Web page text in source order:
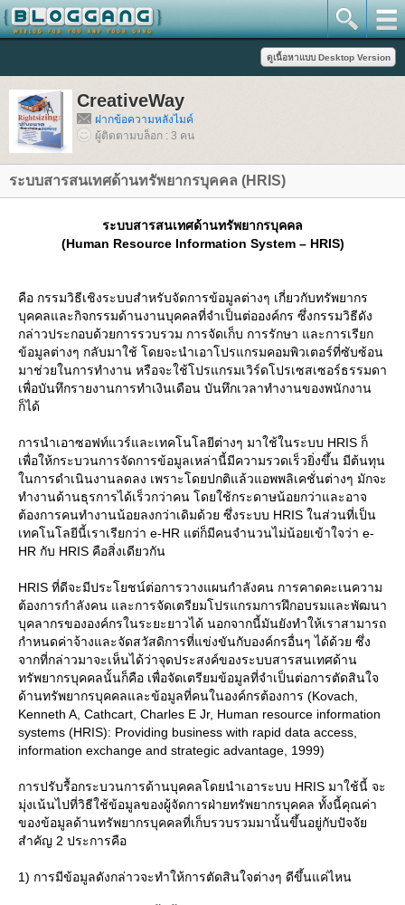
CreativeWay
ฝากข้อความหลังไมค์
ผู้ติดตามบล็อก : 3 คน
ระบบสารสนเทศด้านทรัพยากรบุคคล (HRIS)
ระบบสารสนเทศด้านทรัพยากรบุคคล
(Human Resource Information System – HRIS)
คือ กรรมวิธีเชิงระบบสำหรับจัดการข้อมูลต่างๆ เกี่ยวกับทรัพยากร
บุคคลและกิจกรรมด้านงานบุคคลที่จำเป็นต่อองค์กร ซึ่งกรรมวิธีดัง
กล่าวประกอบด้วยการรวบรวม การจัดเก็บ การรักษา และการเรียก
ข้อมูลต่างๆ กลับมาใช้ โดยจะนำเอาโปรแกรมคอมพิวเตอร์ที่ซับซ้อน
มาช่วยในการทำงาน หรือจะใช้โปรแกรมเวิร์ดโปรเซสเซอร์ธรรมดา
เพื่อบันทึกรายงานการทำเงินเดือน บันทึกเวลาทำงานของพนักงาน
ก็ได้
การนำเอาซอฟท์แวร์และเทคโนโลยีต่างๆ มาใช้ในระบบ HRIS ก็
เพื่อให้กระบวนการจัดการข้อมูลเหล่านี้มีความรวดเร็วยิ่งขึ้น มีต้นทุน
นการดำเนินงานลดลง เพราะโดยปกติแล้วแอพพลิเคชั่นต่างๆ มักจะ
ทำงานด้านธุรการได้เร็วกว่าคน โดยใช้กระดาษน้อยกว่าและอาจ
ต้องการคนทำงานน้อยลงกว่าเดิมด้วย ซึ่งระบบ HRIS ในส่วนที่เป็น
เทคโนโลยีนี้เราเรียกว่า e-HR แต่ก็มีคนจำนวนไม่น้อยเข้าใจว่า e-
HR กับ HRIS คือสิ่งเดียวกัน
HRIS ที่ดีจะมีประโยชน์ต่อการวางแผนกำลังคน การคาดคะเนความ
ต้องการกำลังคน และการจัดเตรียมโปรแกรมการฝึกอบรมและพัฒนา
บุคลากรขององค์กรในระยะยาวได้ นอกจากนี้มันยังทำให้เราสามารถ
กำหนดค่าจ้างและจัดสวัสดิการที่แข่งขันกับองค์กรอื่นๆ ได้ด้วย ซึ่ง
จากที่กล่าวมาจะเห็นได้ว่าจุดประสงค์ของระบบสารสนเทศด้าน
ทรัพยากรบุคคลนั้นก็คือ เพื่อจัดเตรียมข้อมูลที่จำเป็นต่อการตัดสินใจ
ด้านทรัพยากรบุคคลและข้อมูลที่คนในองค์กรต้องการ (Kovach,
Kenneth A, Cathcart, Charles E Jr, Human resource information
systems (HRIS): Providing business with rapid data access,
information exchange and strategic advantage, 1999)
การปรับรื้อกระบวนการด้านบุคคลโดยนำเอาระบบ HRIS มาใช้นี้ จะ
มุ่งเน้นไปที่วิธีใช้ข้อมูลของผู้จัดการฝ่ายทรัพยากรบุคคล ทั้งนี้คุณค่า
ของข้อมูลด้านทรัพยากรบุคคลที่เก็บรวบรวมมานั้นขึ้นอยู่กับปัจจั
สำคัญ 2 ประการคือ
1) การมีข้อมูลดังกล่าวจะทำให้การตัดสินใจต่างๆ ดีขึ้นแค่ไหน